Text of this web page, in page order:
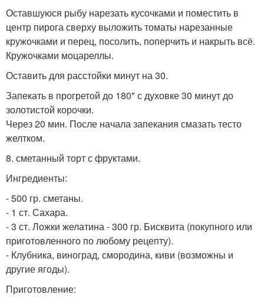
Оставшуюся рыбу нарезать кусочками и поместить в
центр пирога сверху выложить томаты нарезанные
кружочками и перец, посолить, поперчить и накрыть всё.
Кружочками моцареллы.
Оставить для расстойки минут на 30.
Запекать в прогретой до 180" с духовке 30 минут до
золотистой корочки.
Через 20 мин. После начала запекания смазать тесто
желтком.
8. сметанный торт с фруктами.
Ингредиенты:
- 500 гр. сметаны.
- 1 ст. Сахара.
- 3 ст. Ложки желатина - 300 гр. Бисквита (покупного или
приготовленного по любому рецепту).
- Клубника, виноград, смородина, киви (возможны и
другие ягоды).
Приготовление: